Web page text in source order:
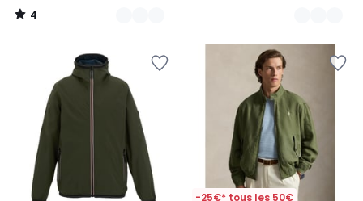
4
/
-25€* tous les 50€